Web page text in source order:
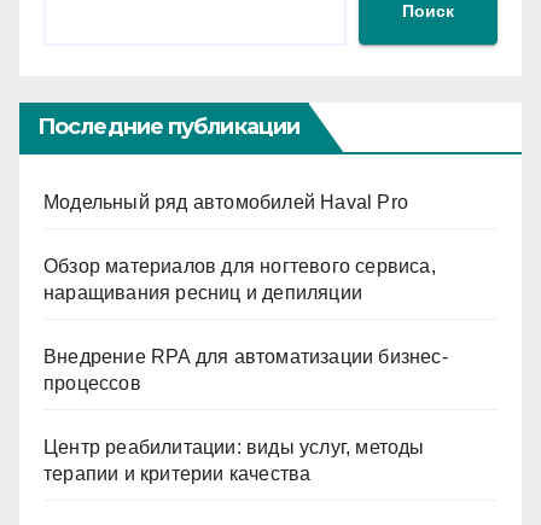
Поиск
Последние публикации
Модельный ряд автомобилей Haval Pro
Обзор материалов для ногтевого сервиса,
наращивания ресниц и депиляции
Внедрение RPA для автоматизации бизнес-
процессов
Центр реабилитации: виды услуг, методы
терапии и критерии качества